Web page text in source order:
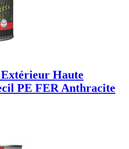
Haute
PE FER Anthracite